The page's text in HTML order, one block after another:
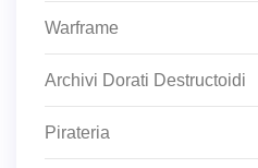
Warframe
Archivi Dorati Destructoidi
Pirateria